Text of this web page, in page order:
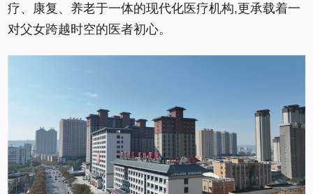
疗、康复、养老于一体的现代化医疗机构,更承载着一
对父女跨越时空的医者初心。